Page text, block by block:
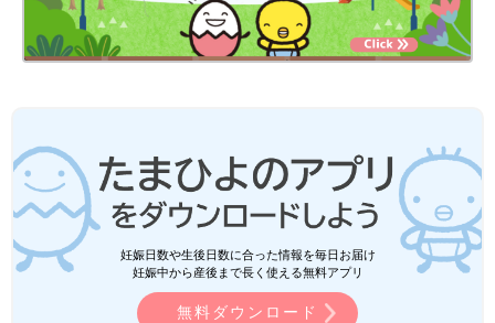
妊娠日数や生後日数に合った情報を毎日お届け
妊娠中から産後まで長く使える無料アプリ
無料ダウンロード